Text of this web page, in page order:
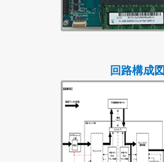
回路構成図